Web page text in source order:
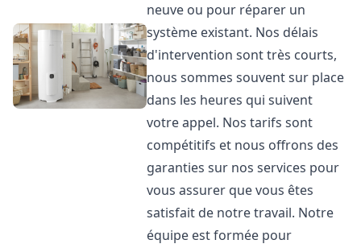
neuve ou pour réparer un
système existant. Nos délais
d'intervention sont très courts,
nous sommes souvent sur place
dans les heures qui suivent
votre appel. Nos tarifs sont
compétitifs et nous offrons des
garanties sur nos services pour
vous assurer que vous êtes
satisfait de notre travail. Notre
équipe est formée pour